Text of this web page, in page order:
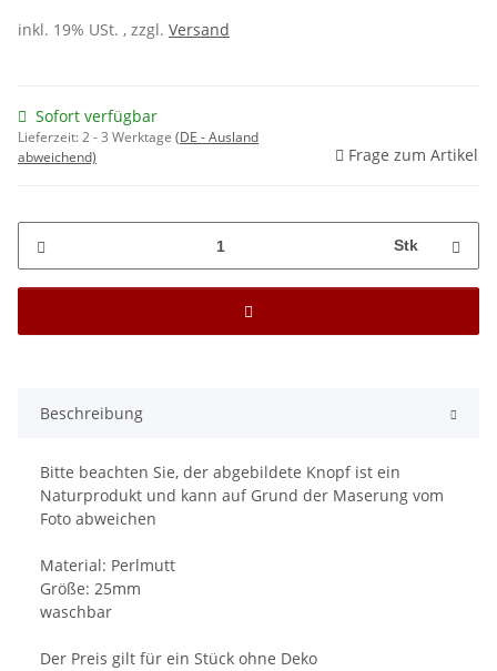
inkl. 19% USt. , zzgl. Versand
Sofort verfügbar
Lieferzeit:2 - 3 Werktage (DE - Ausland
abweichend)
Frage zum Artikel
Stk
Beschreibung
Bitte beachten Sie, der abgebildete Knopf ist ein
Naturprodukt und kann auf Grund der Maserung vom
Foto abweichen
Material: Perlmutt
Größe: 25mm
waschbar
Der Preis gilt für ein Stück ohne Deko